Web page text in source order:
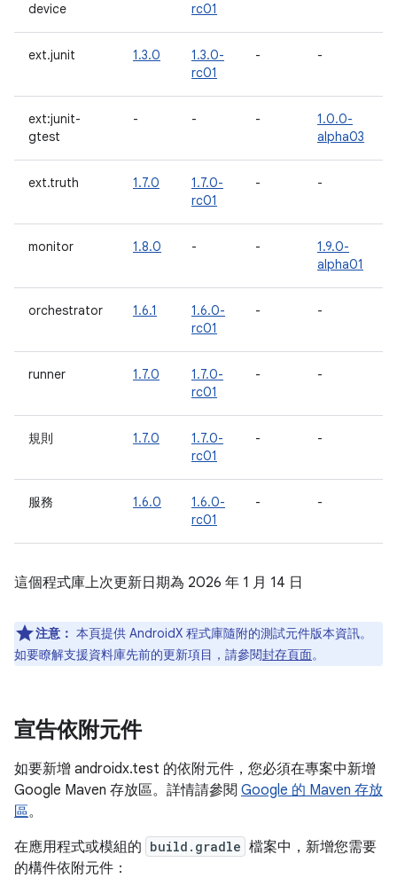
device
rc01
ext.junit 1.3.0
1.3.0-
rc01
- -
ext:junit-
gtest
- - -
1.0.0-
alpha03
ext.truth 1.7.0
1.7.0-
rc01
- -
monitor 1.8.0 - -
1.9.0-
alpha01
orchestrator 1.6.1
1.6.0-
rc01
- -
runner 1.7.0
1.7.0-
rc01
- -
規則 1.7.0
1.7.0-
rc01
- -
服務 1.6.0
1.6.0-
rc01
- -
這個程式庫上次更新日期為 2026 年 1 月 14 日
注意： 本頁提供 AndroidX 程式庫隨附的測試元件版本資訊。
如要瞭解支援資料庫先前的更新項目，請參閱封存頁面。
宣告依附元件
如要新增 androidx.test 的依附元件，您必須在專案中新增
Google Maven 存放區。詳情請參閱 Google 的 Maven 存放
區。
在應用程式或模組的 build.gradle 檔案中，新增您需要
的構件依附元件：